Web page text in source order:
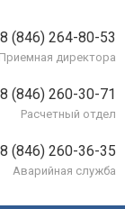
8 (846) 264-80-53
Приемная директора
8 (846) 260-30-71
Расчетный отдел
8 (846) 260-36-35
Аварийная служба